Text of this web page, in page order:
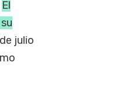
El
julio